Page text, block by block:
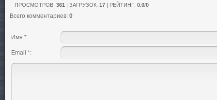
ПРОСМОТРОВ: 361 | ЗАГРУЗОК: 17 | РЕЙТИНГ: 0.0/0
Всего комментариев: 0
Имя *:
Email *: